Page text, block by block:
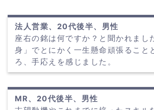
法人営業、20代後半、男性
座右の銘は何ですか？と聞かれまし
身」でとにかく一生懸命頑張ること
ろ、手応えを感じました。
MR、20代後半、男性